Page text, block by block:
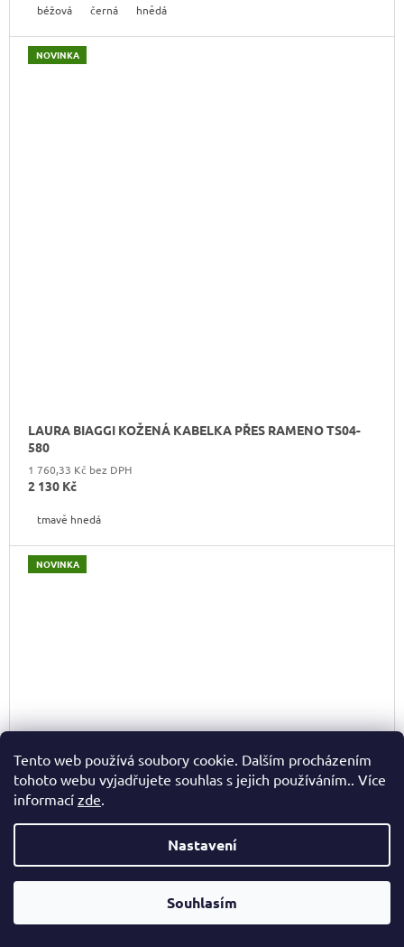
Tento web používá soubory cookie. Dalším procházením
tohoto webu vyjadřujete souhlas s jejich používáním.. Více
informací zde.
Nastavení
Souhlasím
béžová černá hnědá
NOVINKA
LAURA BIAGGI KOŽENÁ KABELKA PŘES RAMENO TS04-
580
1 760,33 Kč bez DPH
2 130 Kč
tmavě hnedá
NOVINKA